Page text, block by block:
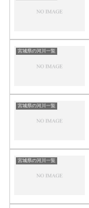
宮城県の河川一覧
宮城県の河川一覧
宮城県の河川一覧